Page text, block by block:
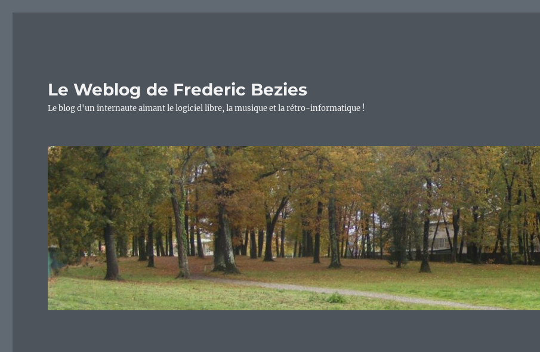
Le Weblog de Frederic Bezies
Le blog d'un internaute aimant le logiciel libre, la musique et la rétro-informatique !